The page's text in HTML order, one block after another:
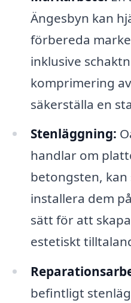
Ängesbyn kan
förbereda
inklusive
komprimering
säkerställa en
Stenläggning:
handlar om
betongsten,
installera dem
sätt för att
estetiskt
befintligt